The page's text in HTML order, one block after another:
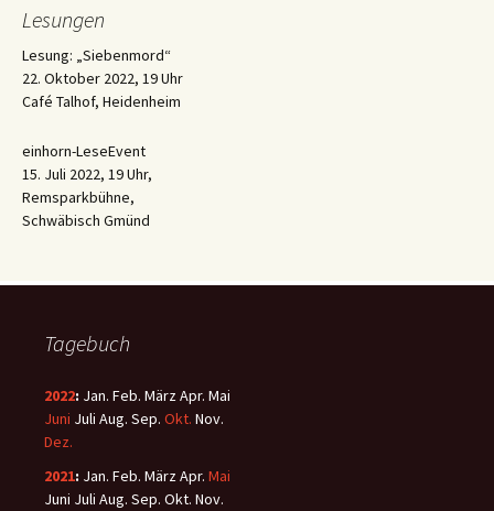
Lesungen
Lesung: „Siebenmord“
22. Oktober 2022, 19 Uhr
Café Talhof, Heidenheim
einhorn-LeseEvent
15. Juli 2022, 19 Uhr,
Remsparkbühne,
Schwäbisch Gmünd
Tagebuch
2022: Jan. Feb. MärzApr. Mai
Juni Juli Aug. Sep. Okt. Nov.
Dez.
2021: Jan. Feb. MärzApr. Mai
Juni Juli Aug. Sep. Okt. Nov.